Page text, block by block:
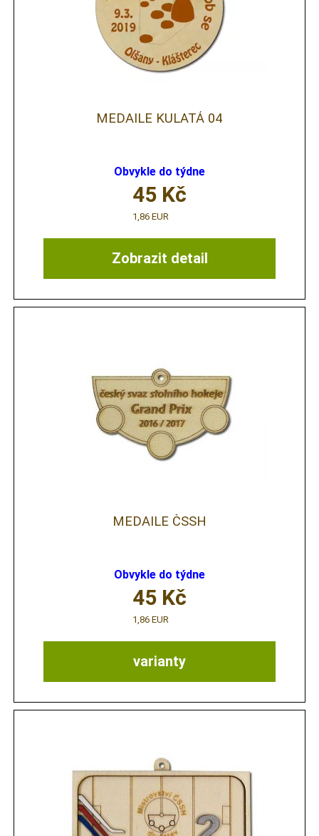
MEDAILE KULATÁ 04
Obvykle do týdne
Zobrazit detail
45 Kč
1,86 EUR
MEDAILE ČSSH
Obvykle do týdne
varianty
45 Kč
1,86 EUR